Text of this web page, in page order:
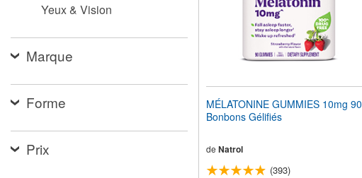
Yeux & Vision
Marque
Forme
Prix
MÉLATONINE GUMMIES 10mg 90
Bonbons Gélifiés
de Natrol
(393)